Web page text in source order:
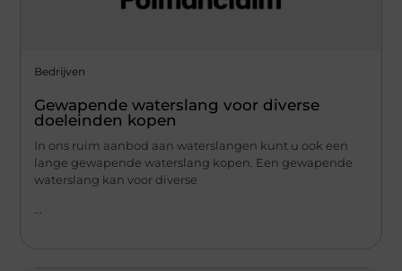
Bedrijven
Gewapende waterslang voor diverse
doeleinden kopen
In ons ruim aanbod aan waterslangen kunt u ook een
lange gewapende waterslang kopen. Een gewapende
waterslang kan voor diverse
...